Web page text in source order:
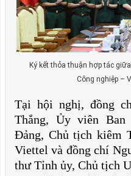
Ký kết thỏa thuận hợp tác
Công nghiệp –
Tại hội nghị, đồng
Thắng, Ủy viên Ban
Đảng, Chủ tịch kiêm
Viettel và đồng chí
thư Tỉnh ủy, Chủ tịch